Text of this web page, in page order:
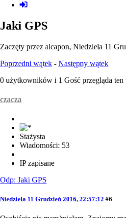
Jaki GPS
Zaczęty przez alcapon, Niedziela 11
Poprzedni wątek - Następny wątek
0 użytkowników i 1 Gość przegląda ten
czacza
Stażysta
Wiadomości: 53
IP zapisane
Odp: Jaki GPS
Niedziela 11 Grudzień 2016, 22:57:12 #6